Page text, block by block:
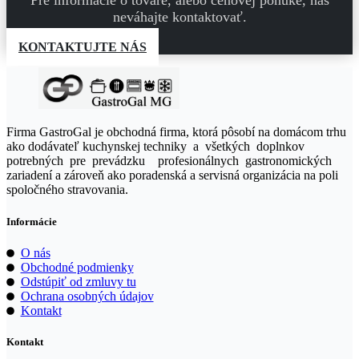
neváhajte kontaktovať.
KONTAKTUJTE NÁS
Firma GastroGal je obchodná firma, ktorá pôsobí na domácom trhu
ako dodávateľ kuchynskej techniky a všetkých doplnkov
potrebných pre prevádzku profesionálnych gastronomických
zariadení a zároveň ako poradenská a servisná organizácia na poli
spoločného stravovania.
Informácie
O nás
Obchodné podmienky
Odstúpiť od zmluvy tu
Ochrana osobných údajov
Kontakt
Kontakt